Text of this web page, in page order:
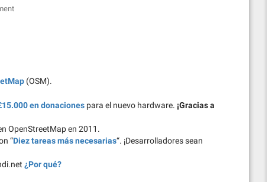
(OSM).
en donaciones para el nuevo hardware. ¡Gracias a
OpenStreetMap en 2011.
“Diez tareas más necesarias“. ¡Desarrolladores sean
¿Por qué?